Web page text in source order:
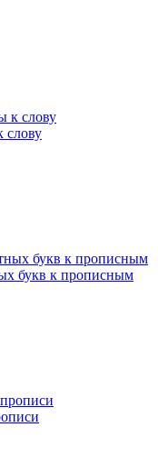
слову
букв к прописным